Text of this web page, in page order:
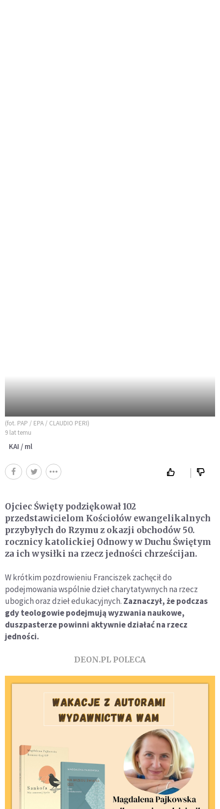
(fot. PAP / EPA / CLAUDIO PERI)
9 lat temu
KAI / ml
Ojciec Święty podziękował 102
przedstawicielom Kościołów ewangelikalnych
przybyłych do Rzymu z okazji obchodów 50.
rocznicy katolickiej Odnowy w Duchu Świętym
za ich wysiłki na rzecz jedności chrześcijan.
W krótkim pozdrowieniu Franciszek zachęcił do
podejmowania wspólnie dzieł charytatywnych na rzecz
ubogich oraz dzieł edukacyjnych. Zaznaczył, że podczas
gdy teologowie podejmują wyzwania naukowe,
duszpasterze powinni aktywnie działać na rzecz
jedności.
DEON.PL POLECA